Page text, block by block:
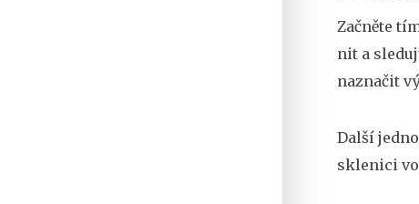
Začněte
nit a
naznačit
Další
sklenici